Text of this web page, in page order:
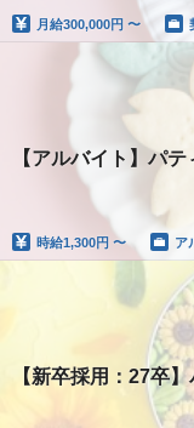
月給300,000円 〜
【アルバイト】パ
時給1,300円 〜 ア
【新卒採用：27卒